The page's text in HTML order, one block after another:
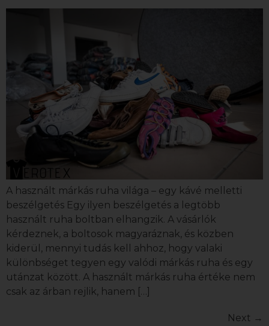
A használt márkás ruha világa – egy kávé melletti
beszélgetés Egy ilyen beszélgetés a legtöbb
használt ruha boltban elhangzik. A vásárlók
kérdeznek, a boltosok magyaráznak, és közben
kiderül, mennyi tudás kell ahhoz, hogy valaki
különbséget tegyen egy valódi márkás ruha és egy
utánzat között. A használt márkás ruha értéke nem
csak az árban rejlik, hanem […]
Next →